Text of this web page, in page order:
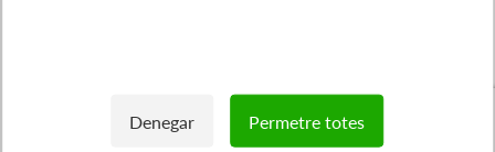
Denegar Permetre totes
Withdraw consent